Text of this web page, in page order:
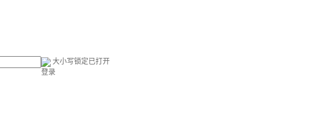
大小写锁定已打开
登录